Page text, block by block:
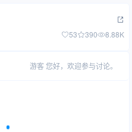
53 390 8.88K
游客 您好，欢迎参与讨论。